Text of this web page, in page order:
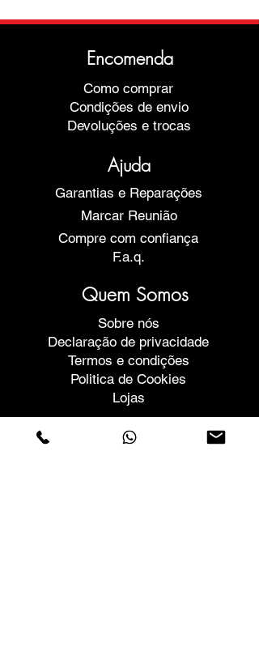
Encomenda
Como comprar
Condições de envio
Devoluções e trocas
Ajuda
Garantias e Reparações
Marcar Reunião
Compre com confiança
F.a.q.
Quem Somos
Sobre nós
Declaração de privacidade
Termos e condições
Politica de Cookies
Lojas
Contactos